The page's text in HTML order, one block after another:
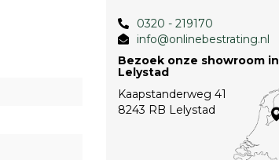
0320 - 219170
info@onlinebestrating.nl
Bezoek onze showroom in
Lelystad
Kaapstanderweg 41
8243 RB Lelystad